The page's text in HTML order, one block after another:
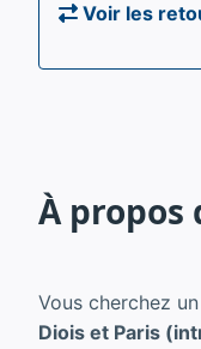
Voir les
À propos
Vous cherchez
Diois et Paris